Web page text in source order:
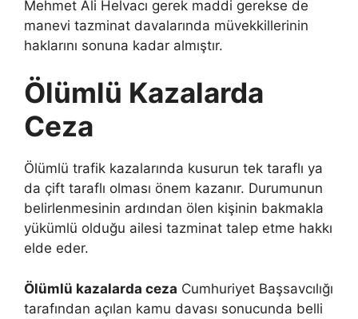
Mehmet Ali Helvacı gerek maddi gerekse de
manevi tazminat davalarında müvekkillerinin
haklarını sonuna kadar almıştır.
Ölümlü Kazalarda
Ceza
Ölümlü trafik kazalarında kusurun tek taraflı ya
da çift taraflı olması önem kazanır. Durumunun
belirlenmesinin ardından ölen kişinin bakmakla
yükümlü olduğu ailesi tazminat talep etme hakkı
elde eder.
Ölümlü kazalarda ceza Cumhuriyet Başsavcılığı
tarafından açılan kamu davası sonucunda belli